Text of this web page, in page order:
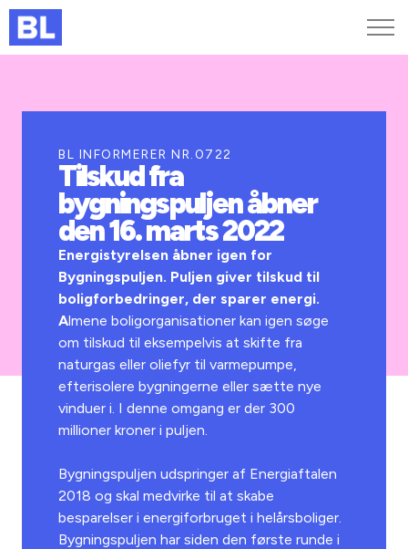
Kurser og arrangementer
Jobportalen
BL INFORMERER NR.0722
Tilskud fra
bygningspuljen åbner
den 16. marts 2022
Energistyrelsen åbner igen for
Bygningspuljen. Puljen giver tilskud til
boligforbedringer, der sparer energi.
Almene boligorganisationer kan igen søge
om tilskud til eksempelvis at skifte fra
naturgas eller oliefyr til varmepumpe,
efterisolere bygningerne eller sætte nye
vinduer i. I denne omgang er der 300
millioner kroner i puljen.
Bygningspuljen udspringer af Energiaftalen
2018 og skal medvirke til at skabe
besparelser i energiforbruget i helårsboliger.
Bygningspuljen har siden den første runde i